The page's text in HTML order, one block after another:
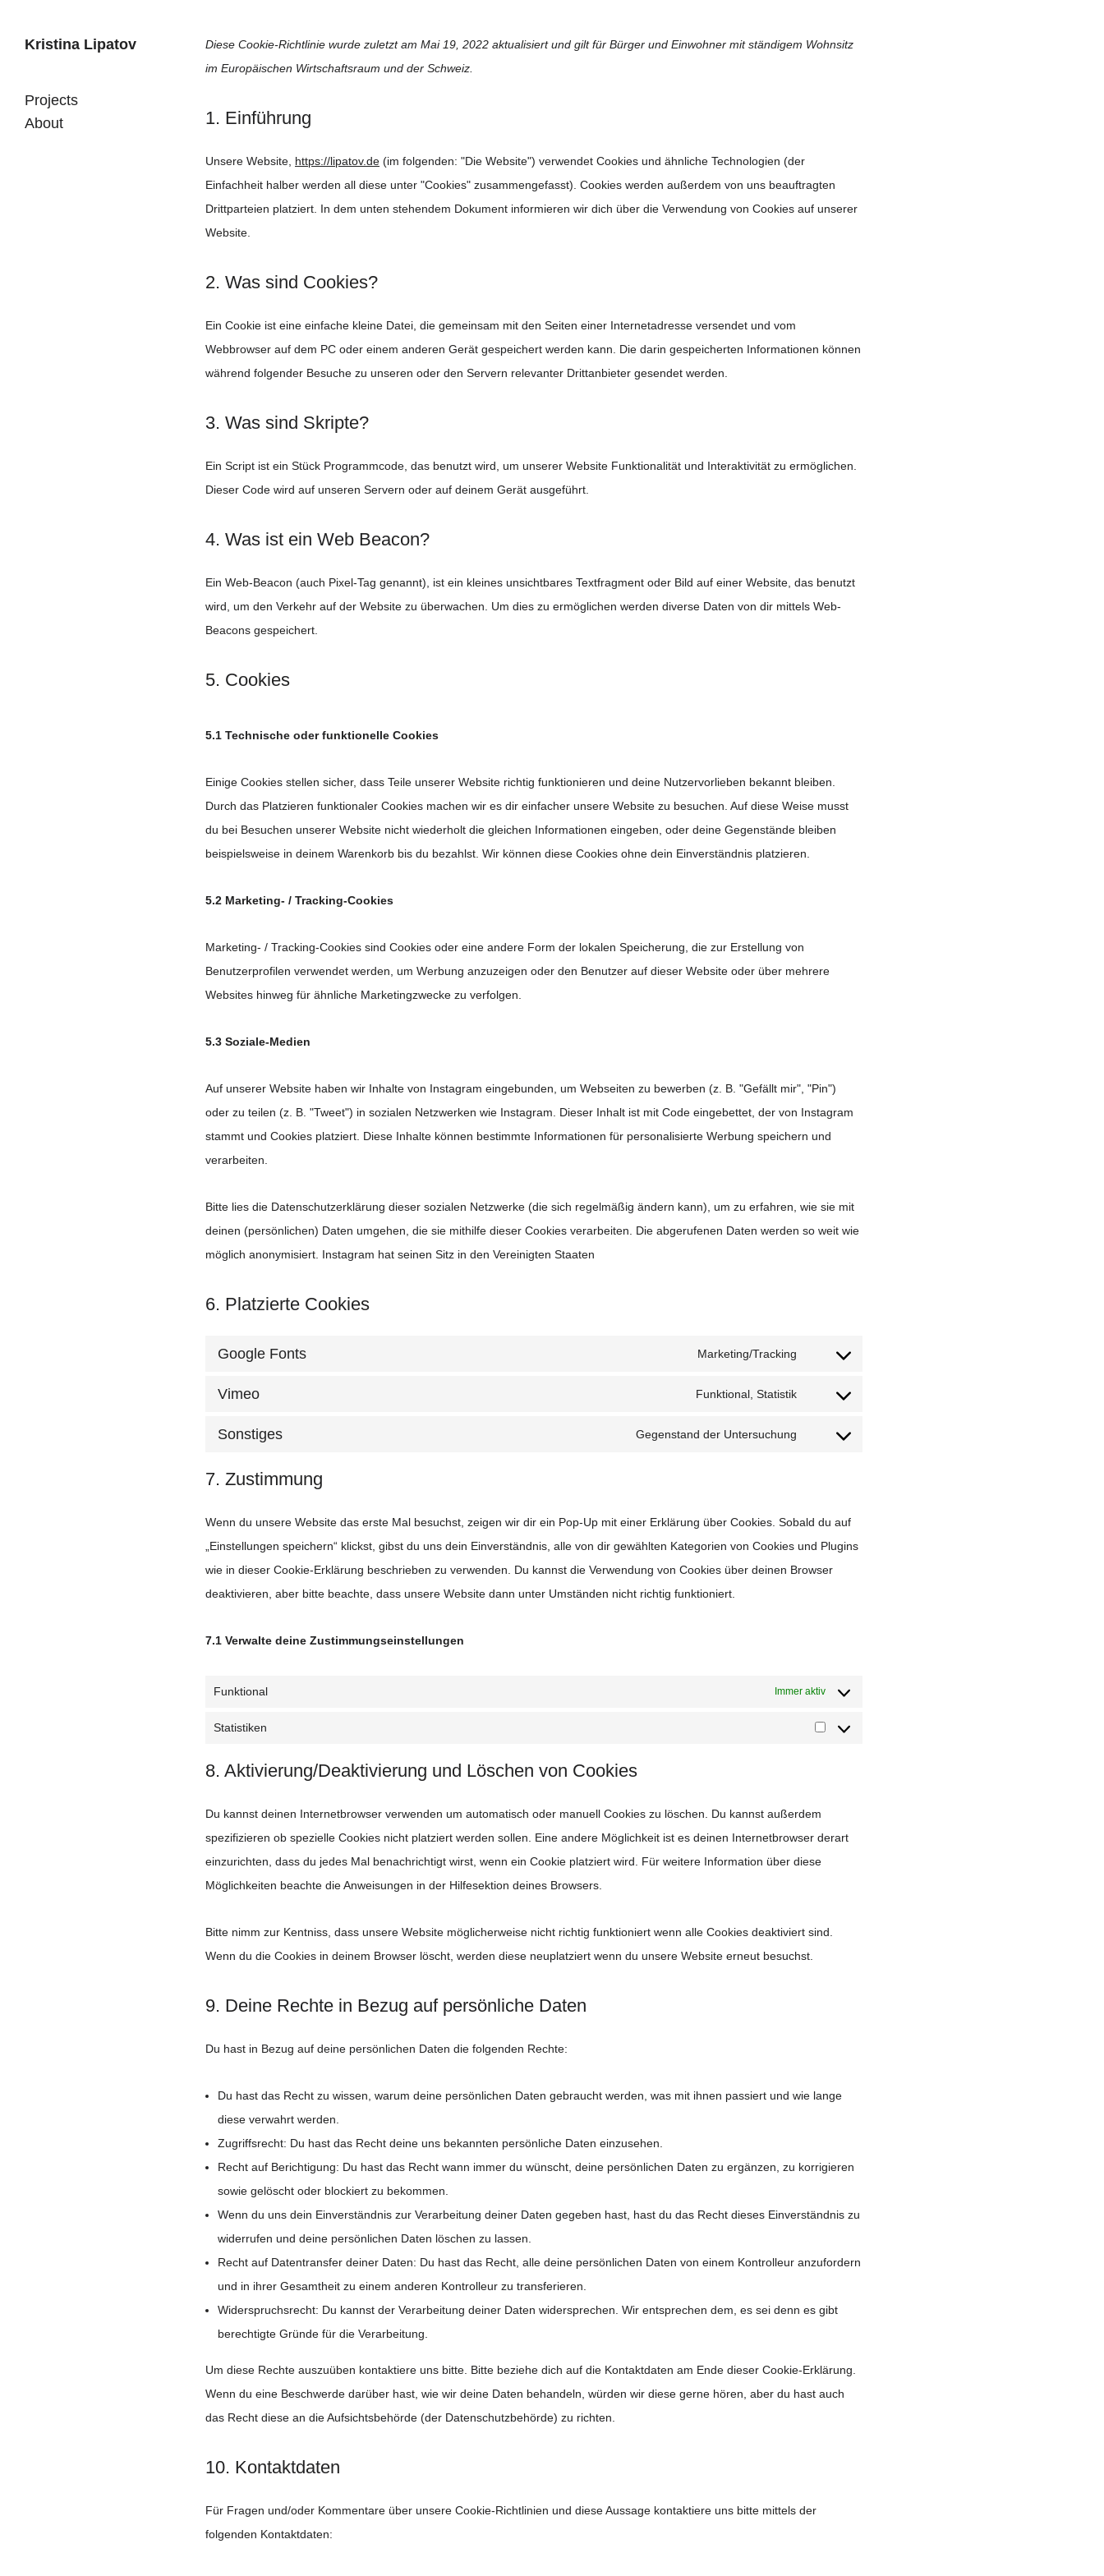
Kristina Lipatov
to
content
Projects
About
Diese Cookie-Richtlinie wurde zuletzt am Mai 19, 2022 aktualisiert und gilt für Bürger und Einwohner mit ständigem Wohnsitz
im Europäischen Wirtschaftsraum und der Schweiz.
1. Einführung
Unsere Website, https://lipatov.de (im folgenden: "Die Website") verwendet Cookies und ähnliche Technologien (der
Einfachheit halber werden all diese unter "Cookies" zusammengefasst). Cookies werden außerdem von uns beauftragten
Drittparteien platziert. In dem unten stehendem Dokument informieren wir dich über die Verwendung von Cookies auf unserer
Website.
2. Was sind Cookies?
Ein Cookie ist eine einfache kleine Datei, die gemeinsam mit den Seiten einer Internetadresse versendet und vom
Webbrowser auf dem PC oder einem anderen Gerät gespeichert werden kann. Die darin gespeicherten Informationen können
während folgender Besuche zu unseren oder den Servern relevanter Drittanbieter gesendet werden.
3. Was sind Skripte?
Ein Script ist ein Stück Programmcode, das benutzt wird, um unserer Website Funktionalität und Interaktivität zu ermöglichen.
Dieser Code wird auf unseren Servern oder auf deinem Gerät ausgeführt.
4. Was ist ein Web Beacon?
Ein Web-Beacon (auch Pixel-Tag genannt), ist ein kleines unsichtbares Textfragment oder Bild auf einer Website, das benutzt
wird, um den Verkehr auf der Website zu überwachen. Um dies zu ermöglichen werden diverse Daten von dir mittels Web-
Beacons gespeichert.
5. Cookies
5.1 Technische oder funktionelle Cookies
Einige Cookies stellen sicher, dass Teile unserer Website richtig funktionieren und deine Nutzervorlieben bekannt bleiben.
Durch das Platzieren funktionaler Cookies machen wir es dir einfacher unsere Website zu besuchen. Auf diese Weise musst
du bei Besuchen unserer Website nicht wiederholt die gleichen Informationen eingeben, oder deine Gegenstände bleiben
beispielsweise in deinem Warenkorb bis du bezahlst. Wir können diese Cookies ohne dein Einverständnis platzieren.
5.2 Marketing- / Tracking-Cookies
Marketing- / Tracking-Cookies sind Cookies oder eine andere Form der lokalen Speicherung, die zur Erstellung von
Benutzerprofilen verwendet werden, um Werbung anzuzeigen oder den Benutzer auf dieser Website oder über mehrere
Websites hinweg für ähnliche Marketingzwecke zu verfolgen.
5.3 Soziale-Medien
Auf unserer Website haben wir Inhalte von Instagram eingebunden, um Webseiten zu bewerben (z. B. "Gefällt mir", "Pin")
oder zu teilen (z. B. "Tweet") in sozialen Netzwerken wie Instagram. Dieser Inhalt ist mit Code eingebettet, der von Instagram
stammt und Cookies platziert. Diese Inhalte können bestimmte Informationen für personalisierte Werbung speichern und
verarbeiten.
Bitte lies die Datenschutzerklärung dieser sozialen Netzwerke (die sich regelmäßig ändern kann), um zu erfahren, wie sie mit
deinen (persönlichen) Daten umgehen, die sie mithilfe dieser Cookies verarbeiten. Die abgerufenen Daten werden so weit wie
möglich anonymisiert. Instagram hat seinen Sitz in den Vereinigten Staaten
6. Platzierte Cookies
Google Fonts
Marketing/Tracking
Consent
google-
Vimeo
Funktional, Statistik
Consent
Sonstiges
Gegenstand der Untersuchung
Consent
sonstiges
7. Zustimmung
Wenn du unsere Website das erste Mal besuchst, zeigen wir dir ein Pop-Up mit einer Erklärung über Cookies. Sobald du auf
„Einstellungen speichern“ klickst, gibst du uns dein Einverständnis, alle von dir gewählten Kategorien von Cookies und Plugins
wie in dieser Cookie-Erklärung beschrieben zu verwenden. Du kannst die Verwendung von Cookies über deinen Browser
deaktivieren, aber bitte beachte, dass unsere Website dann unter Umständen nicht richtig funktioniert.
7.1 Verwalte deine Zustimmungseinstellungen
Funktional Immer aktiv
Statistiken
8. Aktivierung/Deaktivierung und Löschen von Cookies
Du kannst deinen Internetbrowser verwenden um automatisch oder manuell Cookies zu löschen. Du kannst außerdem
spezifizieren ob spezielle Cookies nicht platziert werden sollen. Eine andere Möglichkeit ist es deinen Internetbrowser derart
einzurichten, dass du jedes Mal benachrichtigt wirst, wenn ein Cookie platziert wird. Für weitere Information über diese
Möglichkeiten beachte die Anweisungen in der Hilfesektion deines Browsers.
Bitte nimm zur Kentniss, dass unsere Website möglicherweise nicht richtig funktioniert wenn alle Cookies deaktiviert sind.
Wenn du die Cookies in deinem Browser löscht, werden diese neuplatziert wenn du unsere Website erneut besuchst.
9. Deine Rechte in Bezug auf persönliche Daten
Du hast in Bezug auf deine persönlichen Daten die folgenden Rechte:
Du hast das Recht zu wissen, warum deine persönlichen Daten gebraucht werden, was mit ihnen passiert und wie lange
diese verwahrt werden.
Zugriffsrecht: Du hast das Recht deine uns bekannten persönliche Daten einzusehen.
Recht auf Berichtigung: Du hast das Recht wann immer du wünscht, deine persönlichen Daten zu ergänzen, zu korrigieren
sowie gelöscht oder blockiert zu bekommen.
Wenn du uns dein Einverständnis zur Verarbeitung deiner Daten gegeben hast, hast du das Recht dieses Einverständnis zu
widerrufen und deine persönlichen Daten löschen zu lassen.
Recht auf Datentransfer deiner Daten: Du hast das Recht, alle deine persönlichen Daten von einem Kontrolleur anzufordern
und in ihrer Gesamtheit zu einem anderen Kontrolleur zu transferieren.
Widerspruchsrecht: Du kannst der Verarbeitung deiner Daten widersprechen. Wir entsprechen dem, es sei denn es gibt
berechtigte Gründe für die Verarbeitung.
Um diese Rechte auszuüben kontaktiere uns bitte. Bitte beziehe dich auf die Kontaktdaten am Ende dieser Cookie-Erklärung.
Wenn du eine Beschwerde darüber hast, wie wir deine Daten behandeln, würden wir diese gerne hören, aber du hast auch
das Recht diese an die Aufsichtsbehörde (der Datenschutzbehörde) zu richten.
10. Kontaktdaten
Für Fragen und/oder Kommentare über unsere Cookie-Richtlinien und diese Aussage kontaktiere uns bitte mittels der
folgenden Kontaktdaten: